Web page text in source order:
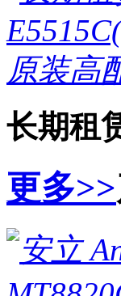
长期租
更多>>